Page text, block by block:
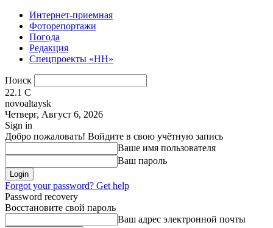
Интернет-приемная
Фоторепортажи
Погода
Редакция
Спецпроекты «НН»
Поиск
22.1 C
novoaltaysk
Четверг, Август 6, 2026
Sign in
Добро пожаловать! Войдите в свою учётную запись
Ваше имя пользователя
Ваш пароль
Forgot your password? Get help
Password recovery
Восстановите свой пароль
Ваш адрес электронной почты